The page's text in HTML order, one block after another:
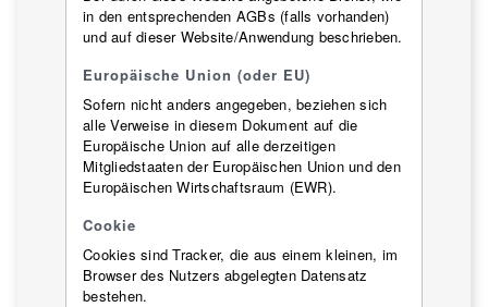
in den entsprechenden AGBs (falls vorhanden)
und auf dieser Website/Anwendung beschrieben.
Europäische Union (oder EU)
Sofern nicht anders angegeben, beziehen sich
alle Verweise in diesem Dokument auf die
Europäische Union auf alle derzeitigen
Mitgliedstaaten der Europäischen Union und den
Europäischen Wirtschaftsraum (EWR).
Cookie
Cookies sind Tracker, die aus einem kleinen, im
Browser des Nutzers abgelegten Datensatz
bestehen.